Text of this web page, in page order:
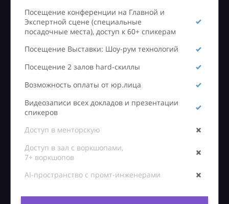
Посещение конференции на Главной и
Экспертной сцене (специальные
посадочные места), доступ к 60+ спикерам
Посещение Выставки: Шоу-рум технологий
Посещение 2 залов hard-скиллы
Возможность оплаты от юр.лица
Видеозаписи всех докладов и презентации
спикеров
Доступ в менторскую
Доступ в зал с воркшопами,
7+ воркшопов
AI-пространство с промт-инженерами